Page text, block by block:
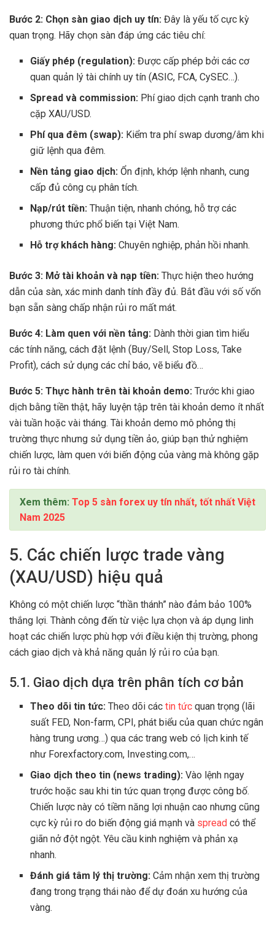
Bước 2: Chọn sàn giao dịch uy tín: Đây là yếu tố cực kỳ
quan trọng. Hãy chọn sàn đáp ứng các tiêu chí:
Giấy phép (regulation): Được cấp phép bởi các cơ
quan quản lý tài chính uy tín (ASIC, FCA, CySEC…).
Spread và commission: Phí giao dịch cạnh tranh cho
cặp XAU/USD.
Phí qua đêm (swap): Kiểm tra phí swap dương/âm khi
giữ lệnh qua đêm.
Nền tảng giao dịch: Ổn định, khớp lệnh nhanh, cung
cấp đủ công cụ phân tích.
Nạp/rút tiền: Thuận tiện, nhanh chóng, hỗ trợ các
phương thức phổ biến tại Việt Nam.
Hỗ trợ khách hàng: Chuyên nghiệp, phản hồi nhanh.
Bước 3: Mở tài khoản và nạp tiền: Thực hiện theo hướng
dẫn của sàn, xác minh danh tính đầy đủ. Bắt đầu với số vốn
bạn sẵn sàng chấp nhận rủi ro mất mát.
Bước 4: Làm quen với nền tảng: Dành thời gian tìm hiểu
các tính năng, cách đặt lệnh (Buy/Sell, Stop Loss, Take
Profit), cách sử dụng các chỉ báo, vẽ biểu đồ…
Bước 5: Thực hành trên tài khoản demo: Trước khi giao
dịch bằng tiền thật, hãy luyện tập trên tài khoản demo ít nhất
vài tuần hoặc vài tháng. Tài khoản demo mô phỏng thị
trường thực nhưng sử dụng tiền ảo, giúp bạn thử nghiệm
chiến lược, làm quen với biến động của vàng mà không gặp
rủi ro tài chính.
Xem thêm: Top 5 sàn forex uy tín nhất, tốt nhất Việt
Nam 2025
5. Các chiến lược trade vàng
(XAU/USD) hiệu quả
Không có một chiến lược “thần thánh” nào đảm bảo 100%
thắng lợi. Thành công đến từ việc lựa chọn và áp dụng linh
hoạt các chiến lược phù hợp với điều kiện thị trường, phong
cách giao dịch và khả năng quản lý rủi ro của bạn.
5.1. Giao dịch dựa trên phân tích cơ bản
Theo dõi tin tức: Theo dõi cáctin tức quan trọng (lãi
suất FED, Non-farm, CPI, phát biểu của quan chức ngân
hàng trung ương…) qua các trang web có lịch kinh tế
như Forexfactory.com, Investing.com,…
Giao dịch theo tin (news trading): Vào lệnh ngay
trước hoặc sau khi tin tức quan trọng được công bố.
Chiến lược này có tiềm năng lợi nhuận cao nhưng cũng
cực kỳ rủi ro do biến động giá mạnh và spread có thể
giãn nở đột ngột. Yêu cầu kinh nghiệm và phản xạ
nhanh.
Đánh giá tâm lý thị trường: Cảm nhận xem thị trường
đang trong trạng thái nào để dự đoán xu hướng của
vàng.